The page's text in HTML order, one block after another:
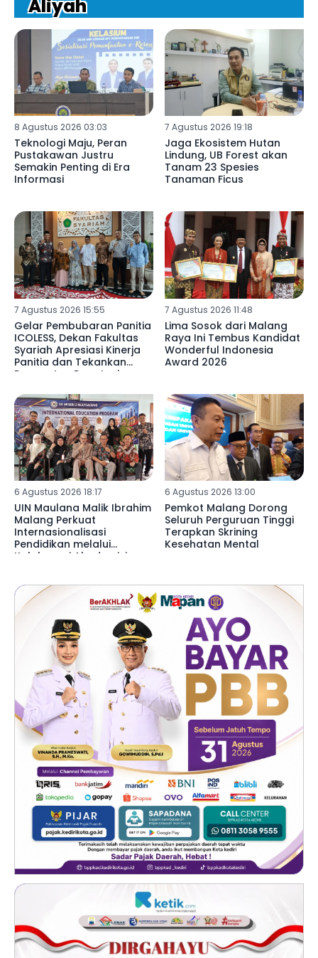
Aliyah
8 Agustus 2026 03:03
Teknologi Maju, Peran
Pustakawan Justru
Semakin Penting di Era
Informasi
7 Agustus 2026 19:18
Jaga Ekosistem Hutan
Lindung, UB Forest akan
Tanam 23 Spesies
Tanaman Ficus
7 Agustus 2026 15:55
Gelar Pembubaran Panitia
ICOLESS, Dekan Fakultas
Syariah Apresiasi Kinerja
Panitia dan Tekankan
Penguatan Reputasi
7 Agustus 2026 11:48
Lima Sosok dari Malang
Raya Ini Tembus Kandidat
Wonderful Indonesia
Award 2026
6 Agustus 2026 18:17
UIN Maulana Malik Ibrahim
Malang Perkuat
Internasionalisasi
Pendidikan melalui
Kolaborasi Akademisi
6 Agustus 2026 13:00
Pemkot Malang Dorong
Seluruh Perguruan Tinggi
Terapkan Skrining
Kesehatan Mental